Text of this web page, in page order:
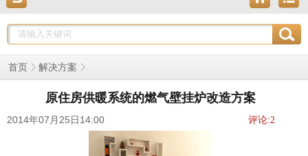
首页 解决方案
原住房供暖系统的燃气壁挂炉改造方案
2014年07月25日14:00 评论:2